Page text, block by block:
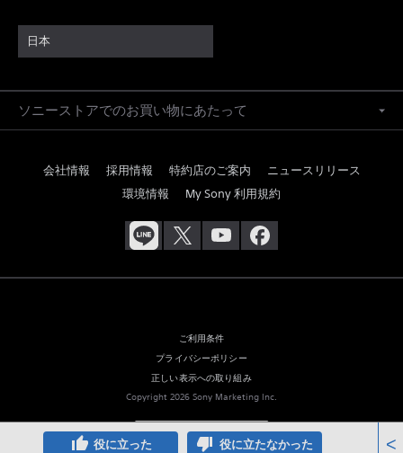
日本
ソニーストアでのお買い物にあたって
会社情報 採用情報 特約店のご案内
ニュースリリース
環境情報
My Sony 利用規約
ご利用条件
プライバシーポリシー
正しい表示への取り組み
Copyright 2026 Sony Marketing Inc.
thumb_up 役に立った thumb_down 役に立たなかった <